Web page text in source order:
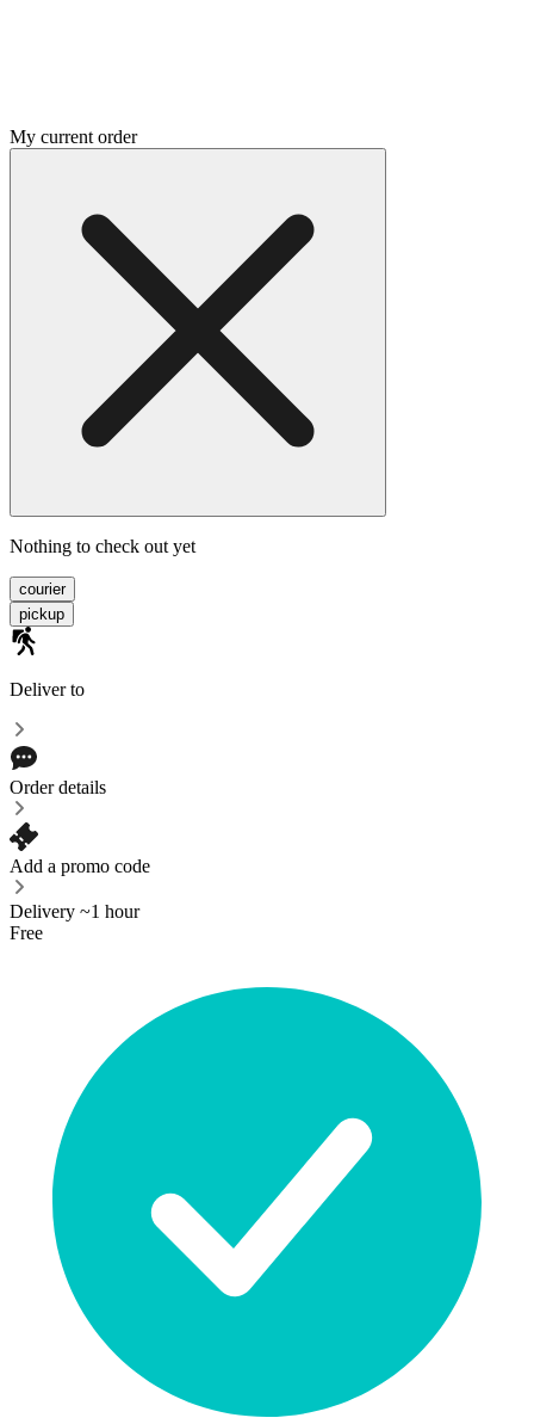
My current order
Nothing to check out yet
courier
pickup
Deliver to
Order details
Add a promo code
Delivery ~1 hour
Free